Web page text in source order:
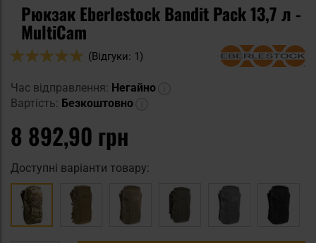
Рюкзак Eberlestock Bandit Pack 13,7 л -
MultiCam
Оцінка:
(Відгуки: 1)
Час відправлення: Негайно
Вартість: Безкоштовно
8 892,90 грн
Доступні варіанти товару: